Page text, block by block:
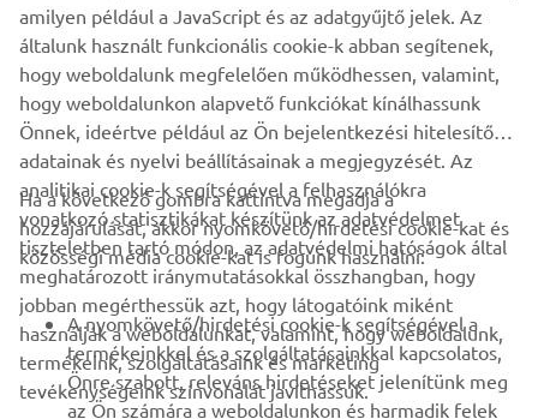
TALÁLD MEG A LEGKÖZELEBBI KERESKEDŐT
VÁLLALATI
B2B
TÖBB YAMAHA
amilyen például a JavaScript és az adatgyűjtő jelek. Az
általunk használt funkcionális cookie-k abban segítenek,
hogy weboldalunk megfelelően működhessen, valamint,
hogy weboldalunkon alapvető funkciókat kínálhassunk
Önnek, ideértve például az Ön bejelentkezési hitelesítő
adatainak és nyelvi beállításainak a megjegyzését. Az
analitikai cookie-k segítségével a felhasználókra
vonatkozó statisztikákat készítünk az adatvédelmet
tiszteletben tartó módon, az adatvédelmi hatóságok által
meghatározott iránymutatásokkal összhangban, hogy
jobban megérthessük azt, hogy látogatóink miként
használják a weboldalunkat, valamint, hogy weboldalunk,
termékeink, szolgáltatásaink és marketing
tevékenységeink színvonalát javíthassuk.
Ha a következő gombra kattintva megadja a
hozzájárulását, akkor nyomkövető/hirdetési cookie-kat és
közösségi média cookie-kat is fogunk használni:
A nyomkövető/hirdetési cookie-k segítségével a
termékeinkkel és a szolgáltatásainkkal kapcsolatos,
Önre szabott, releváns hirdetéseket jelenítünk meg
az Ön számára a weboldalunkon és harmadik felek